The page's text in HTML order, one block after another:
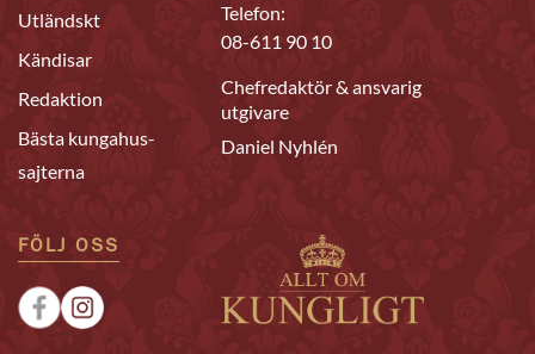
Utländskt
Kändisar
Redaktion
Bästa kungahus-
sajterna
Telefon:
08-611 90 10
Chefredaktör & ansvarig
utgivare
Daniel Nyhlén
FÖLJ OSS